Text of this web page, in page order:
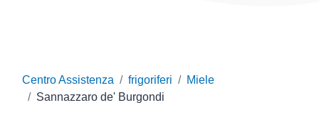
Centro Assistenza frigoriferi
Miele
Sannazzaro de' Burgondi